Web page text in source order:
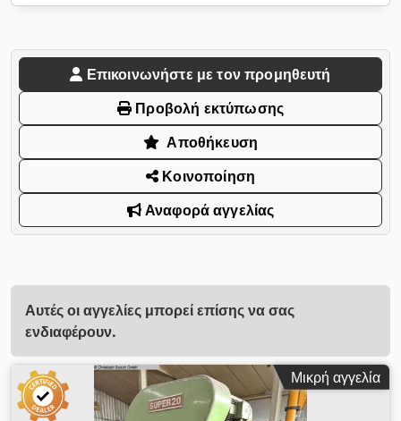
Επικοινωνήστε με τον προμηθευτή
Προβολή εκτύπωσης
Αποθήκευση
Κοινοποίηση
Αναφορά αγγελίας
Αυτές οι αγγελίες μπορεί επίσης να σας
ενδιαφέρουν.
Μικρή αγγελία